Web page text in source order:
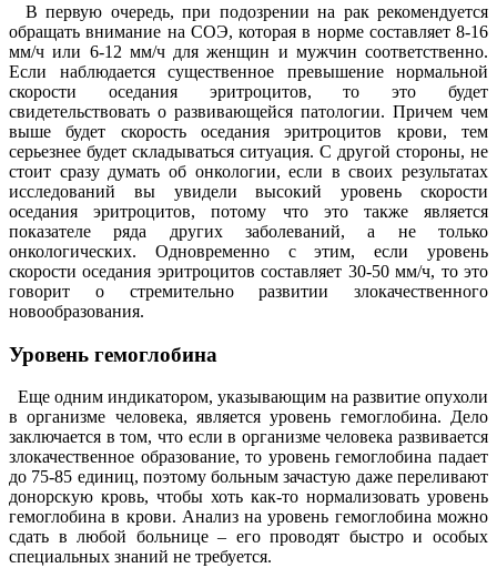
В первую очередь, при подозрении на рак рекомендуется
обращать внимание на СОЭ, которая в норме составляет 8-16
мм/ч или 6-12 мм/ч для женщин и мужчин соответственно.
Если наблюдается существенное превышение нормальной
скорости оседания эритроцитов, то это будет
свидетельствовать о развивающейся патологии. Причем чем
выше будет скорость оседания эритроцитов крови, тем
серьезнее будет складываться ситуация. С другой стороны, не
стоит сразу думать об онкологии, если в своих результатах
исследований вы увидели высокий уровень скорости
оседания эритроцитов, потому что это также является
показателе ряда других заболеваний, а не только
онкологических. Одновременно с этим, если уровень
скорости оседания эритроцитов составляет 30-50 мм/ч, то это
говорит о стремительно развитии злокачественного
новообразования.
Уровень гемоглобина
Еще одним индикатором, указывающим на развитие опухоли
в организме человека, является уровень гемоглобина. Дело
заключается в том, что если в организме человека развивается
злокачественное образование, то уровень гемоглобина падает
до 75-85 единиц, поэтому больным зачастую даже переливают
донорскую кровь, чтобы хоть как-то нормализовать уровень
гемоглобина в крови. Анализ на уровень гемоглобина можно
сдать в любой больнице – его проводят быстро и особых
специальных знаний не требуется.